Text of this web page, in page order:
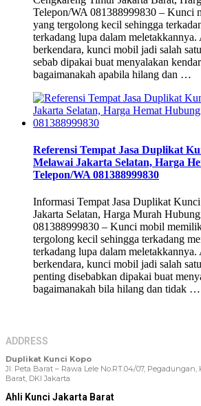
Telepon/WA 081388999830 – Kunci
yang tergolong kecil sehingga
terkadang lupa dalam
berkendara, kunci mobil jadi salah
sebab dipakai buat menyalakan
bagaimanakah apabila hilang dan …
Referensi Tempat Jasa Duplikat
Melawai Jakarta Selatan, Harga
Telepon/WA 081388999830
Informasi Tempat Jasa Duplikat
Jakarta Selatan, Harga Murah
081388999830 – Kunci mobil
tergolong kecil sehingga terkadang
terkadang lupa dalam
berkendara, kunci mobil jadi salah
penting disebabkan dipakai buat
bagaimanakah bila hilang dan tidak …
ADDRESS
Duplikat Kunci Kopo
Jl. Peta Barat – Rawa Lele No.RT.04/07, Pegadungan,
Barat, DKI Jakarta
Ahli Kunci Jakarta Barat